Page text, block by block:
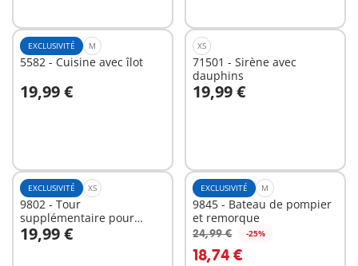
EXCLUSIVITÉ M
5582 - Cuisine avec îlot
19,99 €
Au panier
XS
71501 - Sirène avec
dauphins
19,99 €
Au panier
EXCLUSIVITÉ XS
9802 - Tour
supplémentaire pour
Caserne de pompiers
19,99 €
Au panier
EXCLUSIVITÉ M
9845 - Bateau de pompier
et remorque
24,99 € -25%
18,74 €
Au panier